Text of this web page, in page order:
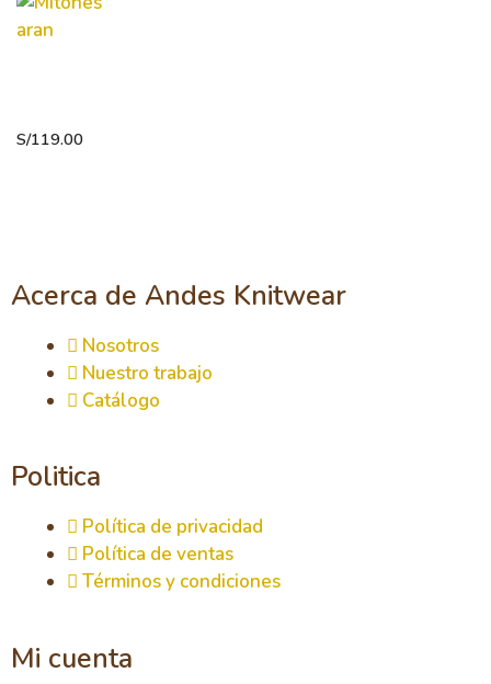
S/119.00
Acerca de Andes Knitwear
Nosotros
Nuestro trabajo
Catálogo
Politica
Política de privacidad
Política de ventas
Términos y condiciones
Mi cuenta